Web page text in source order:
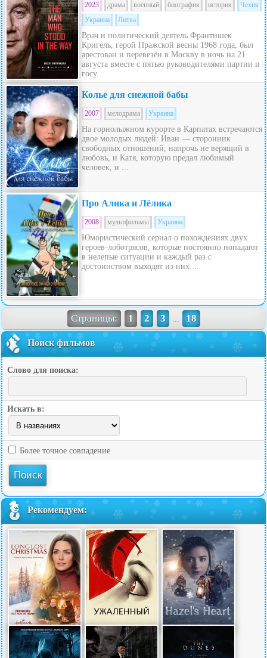
2023 драма военный биография история
Чехия
Украина
Литва
Врач и политический деятель Франтишек
Кригель, герой Пражской весны 1968 года, был
арестован и перевезён в Москву в ночь на 21
августа вместе с пятью руководителями партии и
госу...
Колье для снежной бабы
2007 мелодрама Украина
На горнолыжном курорте в Карпатах встречаются
двое молодых людей: Иван — сторонник
свободных отношений, напрочь не верящий в
любовь, и Катя, которую предал любимый
человек, и ...
Про Алика и Лёлика
2008 мультфильмы Украина
Юмористический сериал о похождениях двух
героев-лоботрясов, которые постоянно попадают
в нелепые ситуации и каждый раз с
достоинством выходят из них....
Страницы: 1 2 3 ... 18
Поиск фильмов
Слово для поиска:
Искать в:
Более точное совпадение
Рекомендуем: